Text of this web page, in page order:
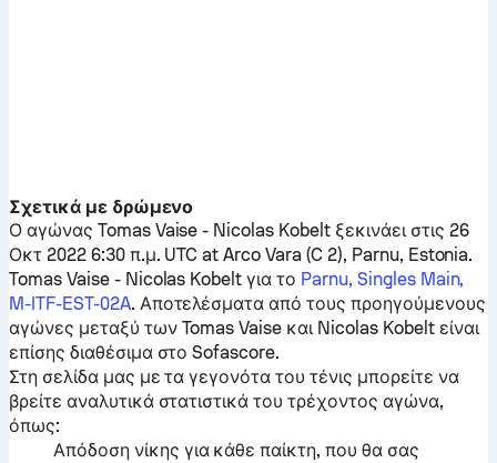
Σχετικά με δρώμενο
Ο αγώνας Tomas Vaise - Nicolas Kobeltξεκινάει στις 26
Οκτ 2022 6:30 π.μ. UTC at Arco Vara (C 2), Parnu, Estonia.
Tomas Vaise- Nicolas Kobelt για το Parnu, Singles Main,
M-ITF-EST-02A. Αποτελέσματα από τους προηγούμενους
αγώνες μεταξύ των Tomas Vaise και Nicolas Kobeltείναι
επίσης διαθέσιμα στο Sofascore.
Στη σελίδα μας με τα γεγονότα του τένις μπορείτε να
βρείτε αναλυτικά στατιστικά του τρέχοντος αγώνα,
όπως:
Απόδοση νίκης για κάθε παίκτη, που θα σας